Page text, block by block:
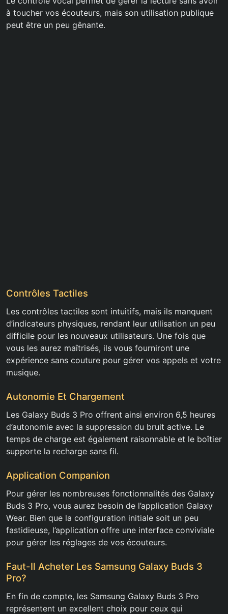
à toucher vos écouteurs, mais son utilisation publique
peut être un peu gênante.
Contrôles Tactiles
Les contrôles tactiles sont intuitifs, mais ils manquent
d’indicateurs physiques, rendant leur utilisation un peu
difficile pour les nouveaux utilisateurs. Une fois que
vous les aurez maîtrisés, ils vous fourniront une
expérience sans couture pour gérer vos appels et votre
musique.
Autonomie Et Chargement
Les Galaxy Buds 3 Pro offrent ainsi environ 6,5 heures
d’autonomie avec la suppression du bruit active. Le
temps de charge est également raisonnable et le boîtier
supporte la recharge sans fil.
Application Companion
Pour gérer les nombreuses fonctionnalités des Galaxy
Buds 3 Pro, vous aurez besoin de l’application Galaxy
Wear. Bien que la configuration initiale soit un peu
fastidieuse, l’application offre une interface conviviale
pour gérer les réglages de vos écouteurs.
Faut-Il Acheter Les Samsung Galaxy Buds 3
Pro?
En fin de compte, les Samsung Galaxy Buds 3 Pro
représentent un excellent choix pour ceux qui